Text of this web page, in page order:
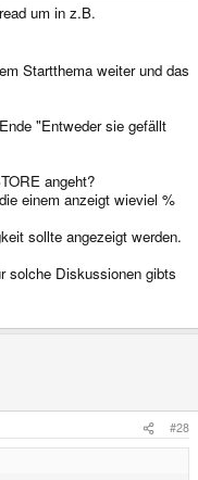
um in z.B.
Startthema weiter und das
"Entweder sie gefällt
angeht?
einem anzeigt wieviel %
sollte angezeigt werden.
solche Diskussionen gibts
#28